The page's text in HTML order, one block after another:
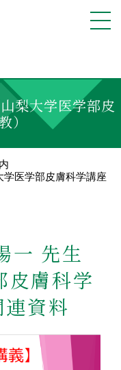
梨大学医学部皮
）
医学部皮膚科学講座
一 先生
皮膚科学
連資料